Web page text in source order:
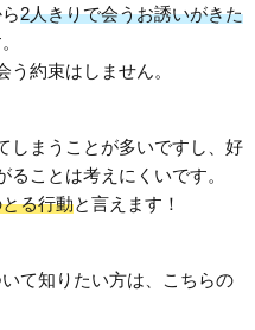
2人きりで会うお誘いがきた
約束はしません。
しまうことが多いですし、好
ことは考えにくいです。
る行動と言えます！
て知りたい方は、こちらの